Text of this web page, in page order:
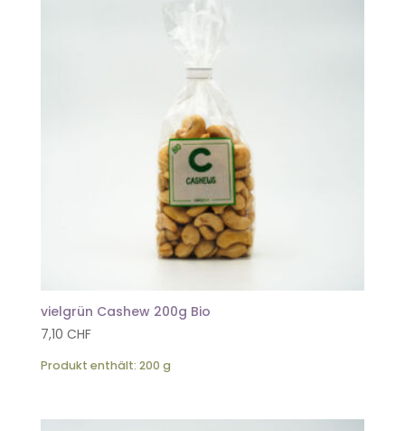
vielgrün Cashew 200g Bio
7,10 CHF
Produkt enthält: 200 g